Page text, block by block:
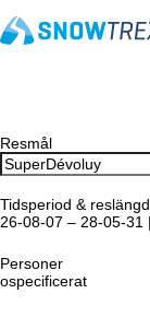
Resmål
Tidsperiod & reslängd
26-08-07 – 28-05-31
Personer
ospecificerat